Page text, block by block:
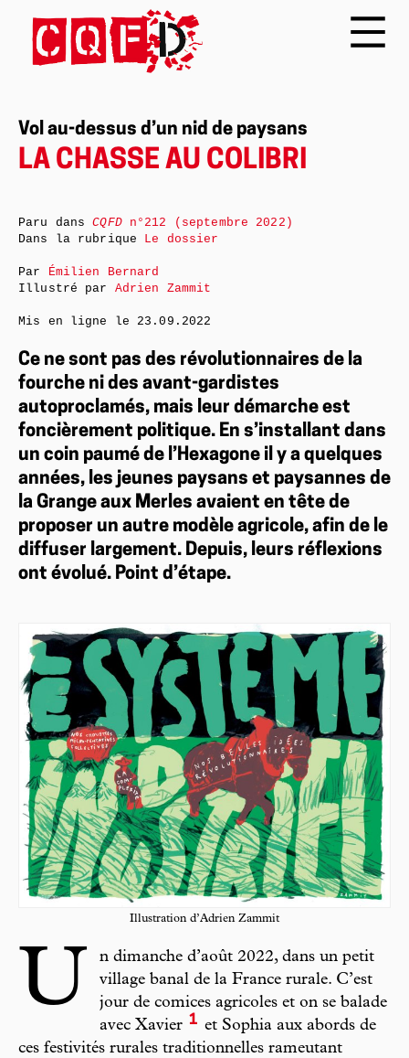
Vol au-dessus d’un nid de paysans
LA CHASSE AU COLIBRI
Ce ne sont pas des révolutionnaires de la
fourche ni des avant-gardistes
autoproclamés, mais leur démarche est
foncièrement politique. En s’installant dans
un coin paumé de l’Hexagone il y a quelques
années, les jeunes paysans et paysannes de
la Grange aux Merles avaient en tête de
proposer un autre modèle agricole, afin de le
diffuser largement. Depuis, leurs réflexions
ont évolué. Point d’étape.
Illustration d’Adrien Zammit
U
n dimanche d’août 2022, dans un petit
village banal de la France rurale. C’est
jour de comices agricoles et on se balade
avec Xavier 1 et Sophia aux abords de
ces festivités rurales traditionnelles rameutant
Paru dansCQFDn°212 (septembre 2022)
Dans la rubrique Le dossier
Par Émilien Bernard
Illustré par Adrien Zammit
Mis en ligne le 23.09.2022